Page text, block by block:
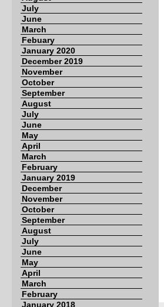
July
June
March
Febuary
January 2020
December 2019
November
October
September
August
July
June
May
April
March
February
January 2019
December
November
October
September
August
July
June
May
April
March
February
January 2018